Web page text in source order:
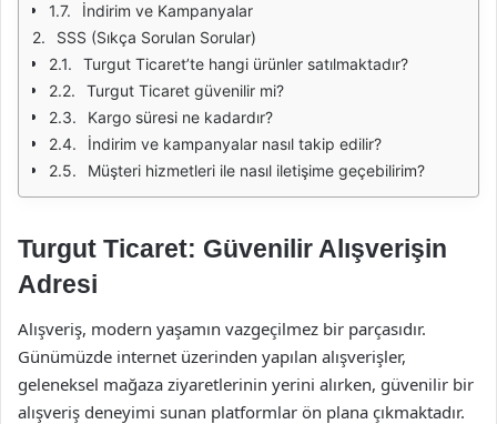
İndirim ve Kampanyalar
SSS (Sıkça Sorulan Sorular)
Turgut Ticaret’te hangi ürünler satılmaktadır?
Turgut Ticaret güvenilir mi?
Kargo süresi ne kadardır?
İndirim ve kampanyalar nasıl takip edilir?
Müşteri hizmetleri ile nasıl iletişime geçebilirim?
Turgut Ticaret: Güvenilir Alışverişin
Adresi
Alışveriş, modern yaşamın vazgeçilmez bir parçasıdır.
Günümüzde internet üzerinden yapılan alışverişler,
geleneksel mağaza ziyaretlerinin yerini alırken, güvenilir bir
alışveriş deneyimi sunan platformlar ön plana çıkmaktadır.